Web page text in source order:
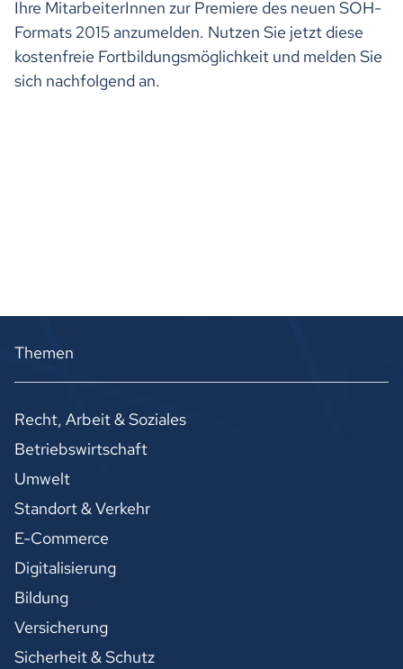
Ihre MitarbeiterInnen zur Premiere des neuen SOH-
Formats 2015 anzumelden. Nutzen Sie jetzt diese
kostenfreie Fortbildungsmöglichkeit und melden Sie
sich nachfolgend an.
Themen
Recht, Arbeit & Soziales
Betriebswirtschaft
Umwelt
Standort & Verkehr
E-Commerce
Digitalisierung
Bildung
Versicherung
Sicherheit & Schutz